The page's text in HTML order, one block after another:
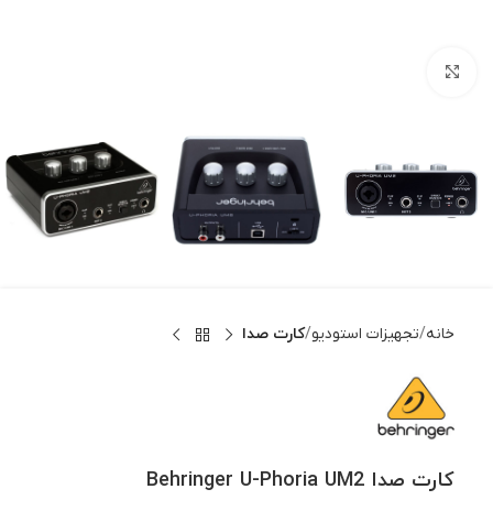
خانه تجهیزات استودیو کارت صدا
کارت صدا Behringer U-Phoria UM2